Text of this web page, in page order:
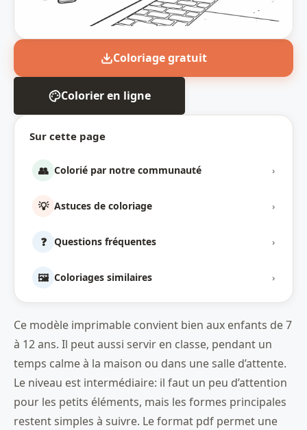
Sur cette page
👥 Colorié par notre communauté ›
💡 Astuces de coloriage ›
❓ Questions fréquentes ›
🖼️ Coloriages similaires ›
Coloriage gratuit
Colorier en ligne
Ce modèle imprimable convient bien aux enfants de 7
à 12 ans. Il peut aussi servir en classe, pendant un
temps calme à la maison ou dans une salle d’attente.
Le niveau est intermédiaire: il faut un peu d’attention
pour les petits éléments, mais les formes principales
restent simples à suivre. Le format pdf permet une